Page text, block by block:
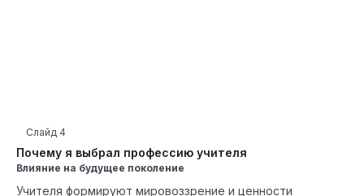
Почему я выбрал профессию учителя
Слайд 4
Влияние на будущее поколение
Учителя формируют мировоззрение и ценности